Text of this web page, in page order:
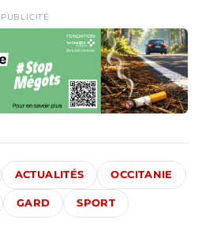
PUBLICITÉ
ACTUALITÉS OCCITANIE
GARD SPORT